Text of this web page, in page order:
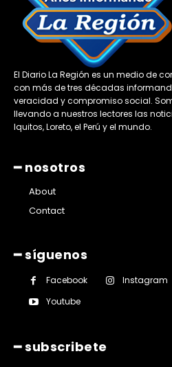
El Diario La Región es un medio de
con más de tres décadas
veracidad y compromiso social.
llevando a nuestros lectores las
Iquitos, Loreto, el Perú y el mundo.
━ nosotros
About
Contact
━ síguenos
Facebook Instagram
Youtube
━ subscribete